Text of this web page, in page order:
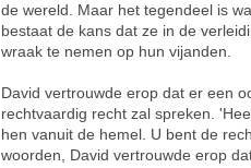
de wereld. Maar het tegendeel is
bestaat de kans dat ze in de
wraak te nemen op hun vijanden.
David vertrouwde erop dat er een
rechtvaardig recht zal spreken.
hen vanuit de hemel. U bent de
woorden, David vertrouwde erop